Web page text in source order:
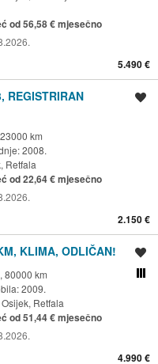
od 56,58 € mjesečno
5.490 €
REGISTRIRAN
km
2008.
Retfala
od 22,64 € mjesečno
2.150 €
KLIMA, ODLIČAN!
80000 km
2009.
Osijek, Retfala
od 51,44 € mjesečno
4.990 €